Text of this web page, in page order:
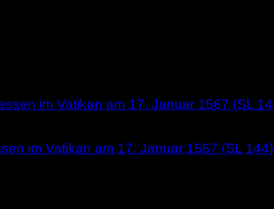
im Vatikan am 17. Januar 1567 (SL 144)